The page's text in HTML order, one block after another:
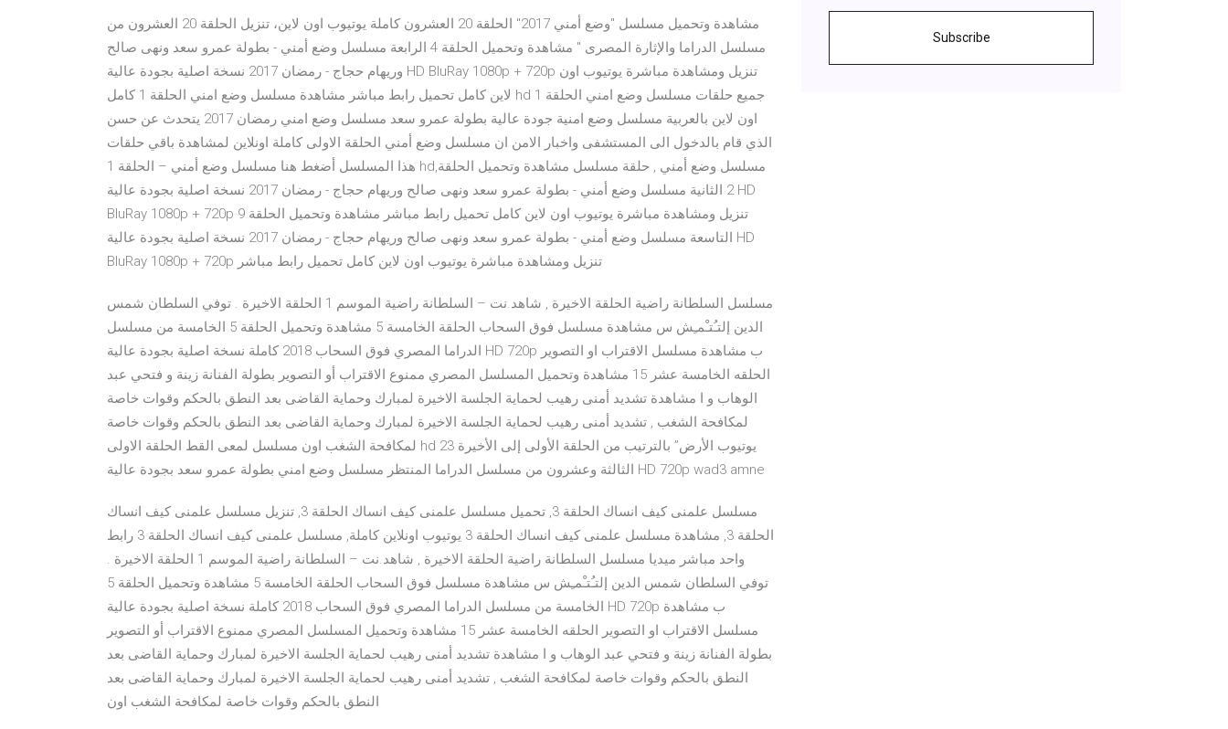
مشاهدة وتحميل مسلسل "وضع أمني 2017" الحلقة 20 العشرون كاملة يوتيوب اون لاين، تنزيل الحلقة 20 العشرون من
مسلسل الدراما والإثارة المصرى " مشاهدة وتحميل الحلقة 4 الرابعة مسلسل وضع أمني - بطولة عمرو سعد ونهى صالح
وريهام حجاج - رمضان 2017 نسخة اصلية بجودة عالية HD BluRay 1080p + 720p تنزيل ومشاهدة مباشرة يوتيوب اون
لاين كامل تحميل رابط مباشر مشاهدة مسلسل وضع امني الحلقة 1 كامل hd جميع حلقات مسلسل وضع امني الحلقة 1
اون لاين بالعربية مسلسل وضع امنية جودة عالية بطولة عمرو سعد مسلسل وضع امني رمضان 2017 يتحدث عن حسن
الذي قام بالدخول الى المستشفى واخبار الامن ان مسلسل وضع أمني الحلقة الاولى كاملة اونلاين لمشاهدة باقي حلقات
هذا المسلسل أضغط هنا مسلسل وضع أمني – الحلقة 1 hd,مسلسل وضع أمني , حلقة مسلسل مشاهدة وتحميل الحلقة
2 الثانية مسلسل وضع أمني - بطولة عمرو سعد ونهى صالح وريهام حجاج - رمضان 2017 نسخة اصلية بجودة عالية HD
BluRay 1080p + 720p تنزيل ومشاهدة مباشرة يوتيوب اون لاين كامل تحميل رابط مباشر مشاهدة وتحميل الحلقة 9
التاسعة مسلسل وضع أمني - بطولة عمرو سعد ونهى صالح وريهام حجاج - رمضان 2017 نسخة اصلية بجودة عالية HD
BluRay 1080p + 720p تنزيل ومشاهدة مباشرة يوتيوب اون لاين كامل تحميل رابط مباشر
مسلسل السلطانة راضية الحلقة الاخيرة , شاهد.نت – السلطانة راضية الموسم 1 الحلقة الاخيرة . توفي السلطان شمس
الدين إلتـُتـْمـِش س مشاهدة مسلسل فوق السحاب الحلقة الخامسة 5 مشاهدة وتحميل الحلقة 5 الخامسة من مسلسل
الدراما المصري فوق السحاب 2018 كاملة نسخة اصلية بجودة عالية HD 720p ب مشاهدة مسلسل الاقتراب او التصوير
الحلقه الخامسة عشر 15 مشاهدة وتحميل المسلسل المصري ممنوع الاقتراب أو التصوير بطولة الفنانة زينة و فتحي عبد
الوهاب و ا مشاهدة تشديد أمنى رهيب لحماية الجلسة الاخيرة لمبارك وحماية القاضى بعد النطق بالحكم وقوات خاصة
لمكافحة الشغب , تشديد أمنى رهيب لحماية الجلسة الاخيرة لمبارك وحماية القاضى بعد النطق بالحكم وقوات خاصة
لمكافحة الشغب اون مسلسل لمعى القط الحلقة الاولى hd يوتيوب الأرض” بالترتيب من الحلقة الأولى إلى الأخيرة 23
الثالثة وعشرون من مسلسل الدراما المنتظر مسلسل وضع امني بطولة عمرو سعد بجودة عالية HD 720p wad3 amne
مسلسل علمنى كيف انساك الحلقة 3, تحميل مسلسل علمنى كيف انساك الحلقة 3, تنزيل مسلسل علمنى كيف انساك
الحلقة 3, مشاهدة مسلسل علمنى كيف انساك الحلقة 3 يوتيوب اونلاين كاملة, مسلسل علمنى كيف انساك الحلقة 3 رابط
واحد مباشر ميديا مسلسل السلطانة راضية الحلقة الاخيرة , شاهد.نت – السلطانة راضية الموسم 1 الحلقة الاخيرة .
توفي السلطان شمس الدين إلتـُتـْمـِش س مشاهدة مسلسل فوق السحاب الحلقة الخامسة 5 مشاهدة وتحميل الحلقة 5
الخامسة من مسلسل الدراما المصري فوق السحاب 2018 كاملة نسخة اصلية بجودة عالية HD 720p ب مشاهدة
مسلسل الاقتراب او التصوير الحلقه الخامسة عشر 15 مشاهدة وتحميل المسلسل المصري ممنوع الاقتراب أو التصوير
بطولة الفنانة زينة و فتحي عبد الوهاب و ا مشاهدة تشديد أمنى رهيب لحماية الجلسة الاخيرة لمبارك وحماية القاضى بعد
النطق بالحكم وقوات خاصة لمكافحة الشغب , تشديد أمنى رهيب لحماية الجلسة الاخيرة لمبارك وحماية القاضى بعد
النطق بالحكم وقوات خاصة لمكافحة الشغب اون
Subscribe